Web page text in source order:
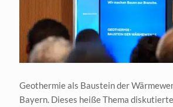
Geothermie als Baustein der
Bayern. Dieses heiße Thema